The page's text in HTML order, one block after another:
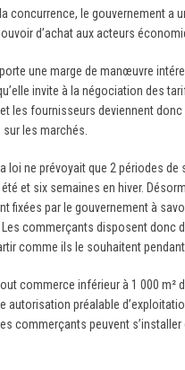
concurrence, le gouvernement a
d’achat aux acteurs
une marge de manœuvre
invite à la négociation des
les fournisseurs deviennent donc
les marchés.
loi ne prévoyait que 2 périodes de
et six semaines en hiver.
fixées par le gouvernement à
Les commerçants disposent donc
comme ils le souhaitent pendant
commerce inférieur à 1 000 m²
autorisation préalable
commerçants peuvent s’installer